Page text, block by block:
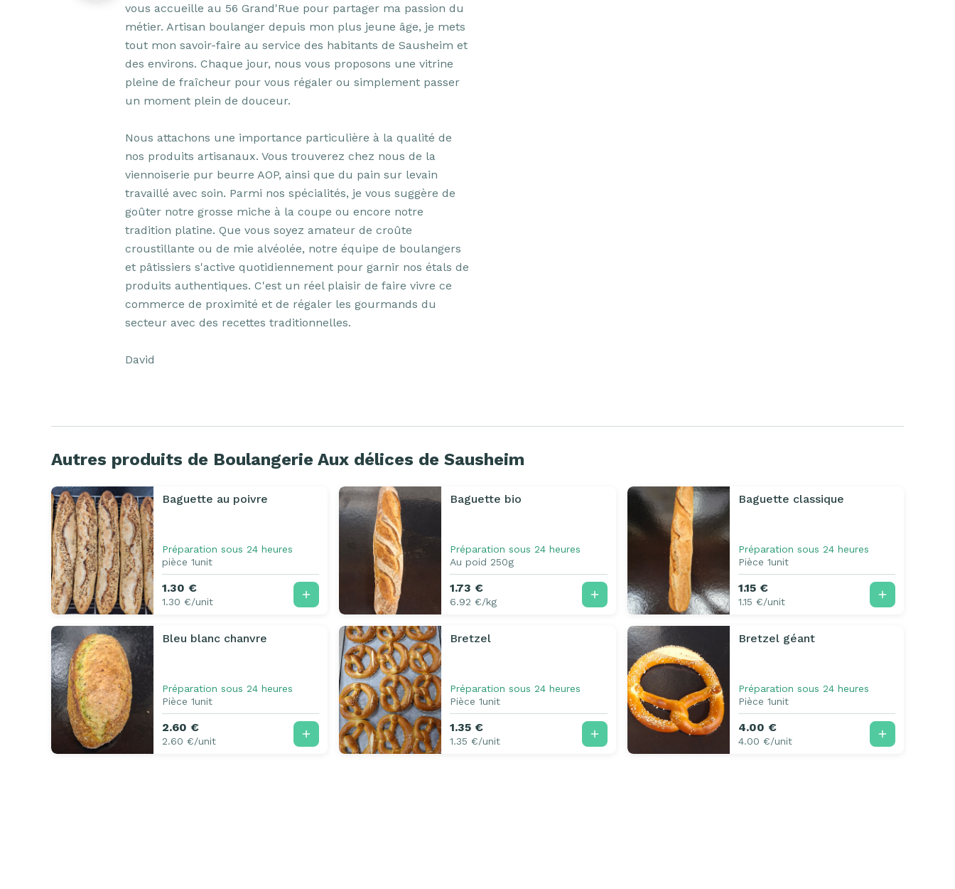
vous accueille au 56 Grand'Rue pour partager ma passion du
métier. Artisan boulanger depuis mon plus jeune âge, je mets
tout mon savoir-faire au service des habitants de Sausheim et
des environs. Chaque jour, nous vous proposons une vitrine
pleine de fraîcheur pour vous régaler ou simplement passer
un moment plein de douceur.
Nous attachons une importance particulière à la qualité de
nos produits artisanaux. Vous trouverez chez nous de la
viennoiserie pur beurre AOP, ainsi que du pain sur levain
travaillé avec soin. Parmi nos spécialités, je vous suggère de
goûter notre grosse miche à la coupe ou encore notre
tradition platine. Que vous soyez amateur de croûte
croustillante ou de mie alvéolée, notre équipe de boulangers
et pâtissiers s'active quotidiennement pour garnir nos étals de
produits authentiques. C'est un réel plaisir de faire vivre ce
commerce de proximité et de régaler les gourmands du
secteur avec des recettes traditionnelles.
David
Autres produits de Boulangerie Aux délices de Sausheim
Baguette au poivre
Préparation sous 24 heures
pièce 1unit
1.30 €
1.30 €/unit
Baguette bio
Préparation sous 24 heures
Au poid 250g
1.73 €
6.92 €/kg
Baguette classique
Préparation sous 24 heures
Pièce 1unit
1.15 €
1.15 €/unit
Bleu blanc chanvre
Préparation sous 24 heures
Pièce 1unit
2.60 €
2.60 €/unit
Bretzel
Préparation sous 24 heures
Pièce 1unit
1.35 €
1.35 €/unit
Bretzel géant
Préparation sous 24 heures
Pièce 1unit
4.00 €
4.00 €/unit